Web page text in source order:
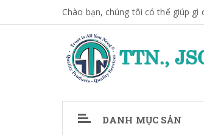
Chào bạn, chúng tôi có thể giúp gì
DANH MỤC SẢN